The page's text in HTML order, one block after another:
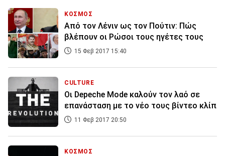
ΚΟΣΜΟΣ
Από τον Λένιν ως τον Πούτιν: Πώς
βλέπουν οι Ρώσοι τους ηγέτες τους
15 Φεβ 2017 15:40
CULTURE
Οι Depeche Mode καλούν τον λαό σε
επανάσταση με το νέο τους βίντεο κλίπ
11 Φεβ 2017 20:50
ΚΟΣΜΟΣ